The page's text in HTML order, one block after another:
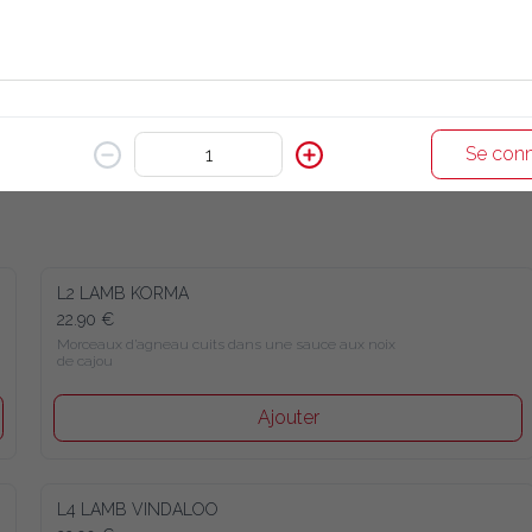
L2 LAMB KORMA
22.90 €
Morceaux d’agneau cuits dans une sauce aux noix
de cajou
Ajouter
L4 LAMB VINDALOO
Se